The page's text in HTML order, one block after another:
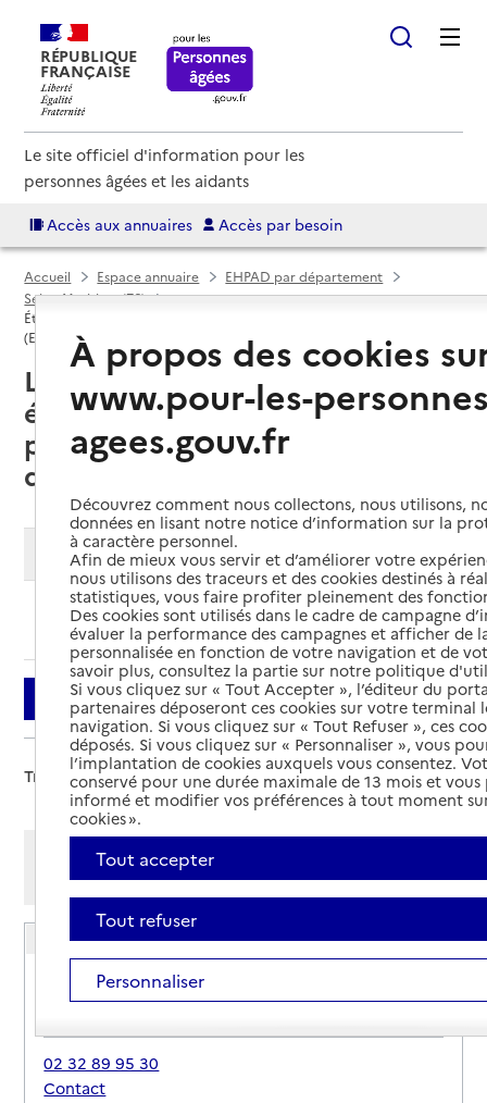
RÉPUBLIQUE
FRANÇAISE
Le site officiel d'information pour les
personnes âgées et les aidants
Accès aux annuaires Accès par besoin
Accueil Espace annuaire
EHPAD par département
Seine-Maritime (76)
Établissement d'hébergement pour personnes âgées dépendantes
(EHPAD)
La Feuillie (76220) : liste des
établissements d'hébergement
pour personnes âgées
dépendantes (EHPAD)
Modifier ma recherche
Ajouter cette recherche aux favoris
Filtrer
Trier par :
Afficher les résultats par:
Mode liste
Mode carte
EHPAD Noury
Adresse
95 route de Rouen
76220-La Feuillie
02 32 89 95 30
Contact
À propos des cookies
www.pour-les-
agees.gouv.fr
Découvrez comment nous collectons, nous utilisons,
données en lisant notre notice d’information sur la
à caractère personnel.
Afin de mieux vous servir et d’améliorer votre
nous utilisons des traceurs et des cookies destinés à
statistiques, vous faire profiter pleinement des
Des cookies sont utilisés dans le cadre de campagne
évaluer la performance des campagnes et afficher de
personnalisée en fonction de votre navigation et de
savoir plus, consultez la partie sur notre politique
Si vous cliquez sur « Tout Accepter », l’éditeur du
partenaires déposeront ces cookies sur votre terminal
navigation. Si vous cliquez sur « Tout Refuser », ces
déposés. Si vous cliquez sur « Personnaliser », vous
l’implantation de cookies auxquels vous consentez.
conservé pour une durée maximale de 13 mois et
informé et modifier vos préférences à tout moment
cookies ».
Tout accepter
Tout refuser
Personnaliser